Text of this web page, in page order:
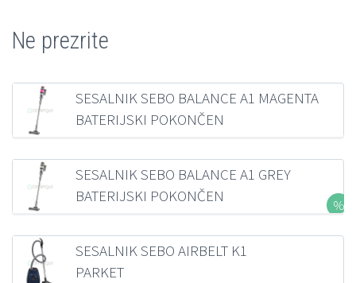
Ne prezrite
SESALNIK SEBO BALANCE A1 MAGENTA
BATERIJSKI POKONČEN
SESALNIK SEBO BALANCE A1 GREY
BATERIJSKI POKONČEN
SESALNIK SEBO AIRBELT K1
PARKET